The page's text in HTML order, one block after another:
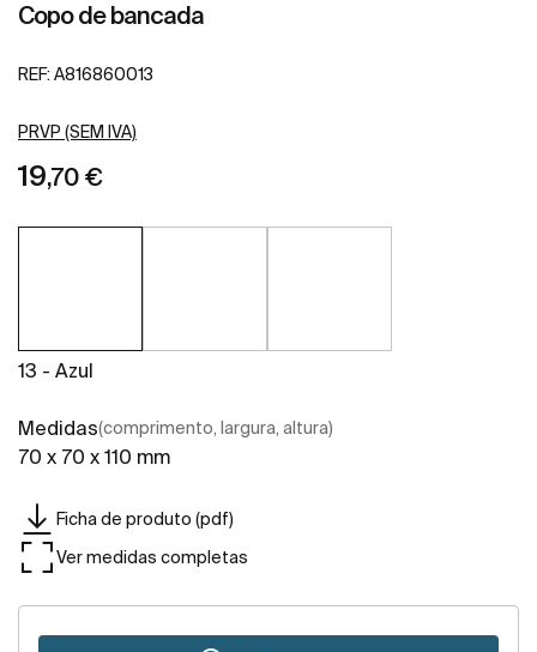
Copo de bancada
REF: A816860013
PRVP (SEM IVA)
19,70 €
13 - Azul
Medidas(comprimento, largura, altura)
70 x 70 x 110 mm
Ficha de produto (pdf)
Ver medidas completas